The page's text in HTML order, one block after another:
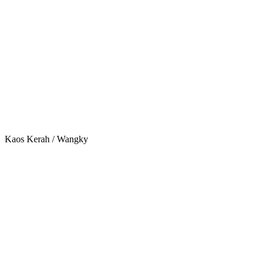
Kaos Kerah / Wangky